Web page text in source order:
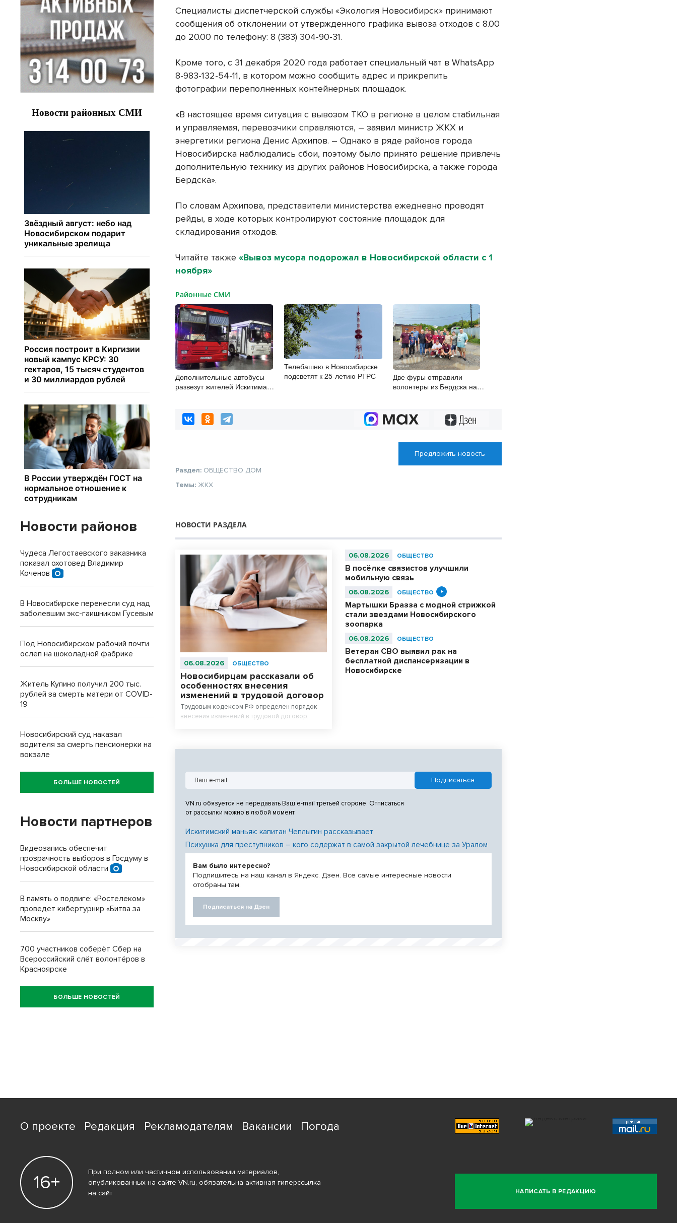
Специалисты диспетчерской службы «Экология Новосибирск» принимают
сообщения об отклонении от утвержденного графика вывоза отходов с 8.00
до 20.00 по телефону: 8 (383) 304-90-31.
Кроме того, с 31 декабря 2020 года работает специальный чат в WhatsApp
8-983-132-54-11, в котором можно сообщить адрес и прикрепить
фотографии переполненных контейнерных площадок.
«В настоящее время ситуация с вывозом ТКО в регионе в целом стабильная
и управляемая, перевозчики справляются, – заявил министр ЖКХ и
энергетики региона Денис Архипов. – Однако в ряде районов города
Новосибирска наблюдались сбои, поэтому было принято решение привлечь
дополнительную технику из других районов Новосибирска, а также города
Бердска».
По словам Архипова, представители министерства ежедневно проводят
рейды, в ходе которых контролируют состояние площадок для
складирования отходов.
Читайте также«Вывоз мусора подорожал в Новосибирской области с 1
ноября»
Районные СМИ
Дополнительные автобусы
развезут жителей Искитима
Телебашню в Новосибирске
подсветят к 25-летию РТРС
Две фуры отправили
волонтеры из Бердска на
Предложить новость
Раздел: ОБЩЕСТВО ДОМ
Темы:ЖКХ
НОВОСТИ РАЗДЕЛА
06.08.2026 ОБЩЕСТВО
Новосибирцам рассказали об
особенностях внесения
изменений в трудовой договор
Трудовым кодексом РФ определен порядок
внесения изменений в трудовой договор.
06.08.2026 ОБЩЕСТВО
В посёлке связистов улучшили
мобильную связь
06.08.2026 ОБЩЕСТВО
Мартышки Бразза с модной стрижкой
стали звездами Новосибирского
зоопарка
06.08.2026 ОБЩЕСТВО
Ветеран СВО выявил рак на
бесплатной диспансеризации в
Новосибирске
VN.ru обязуется не передавать Ваш e-mail третьей стороне. Отписаться
от рассылки можно в любой момент
Искитимский маньяк: капитан Чеплыгин рассказывает
Психушка для преступников – кого содержат в самой закрытой лечебнице за Уралом
Вам было интересно?
Подпишитесь на наш канал в Яндекс. Дзен. Все самые интересные новости
отобраны там.
Подписаться на Дзен
Новости районов
Чудеса Легостаевского заказника
показал охотовед Владимир
Коченов
В Новосибирске перенесли суд над
заболевшим экс-гаишником Гусевым
Под Новосибирском рабочий почти
ослеп на шоколадной фабрике
Житель Купино получил 200 тыс.
рублей за смерть матери от COVID-
19
Новосибирский суд наказал
водителя за смерть пенсионерки на
вокзале
БОЛЬШЕ НОВОСТЕЙ
Новости партнеров
Видеозапись обеспечит
прозрачность выборов в Госдуму в
Новосибирской области
В память о подвиге: «Ростелеком»
проведет кибертурнир «Битва за
Москву»
700 участников соберёт Сбер на
Всероссийский слёт волонтёров в
Красноярске
БОЛЬШЕ НОВОСТЕЙ
О проекте Редакция Рекламодателям Вакансии Погода
НАПИСАТЬ В РЕДАКЦИЮ
16+
При полном или частичном использовании материалов,
опубликованных на сайте VN.ru, обязательна активная гиперссылка
на сайт